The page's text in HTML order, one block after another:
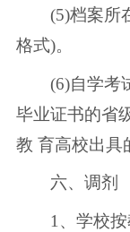
(5)档案所在
格式)。
(6)自学考试
毕业证书的省
教 育高校出具
六、调剂
1、学校按